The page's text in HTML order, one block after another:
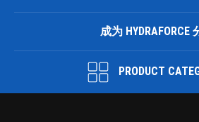
成为 HYDRAFORCE
PRODUCT